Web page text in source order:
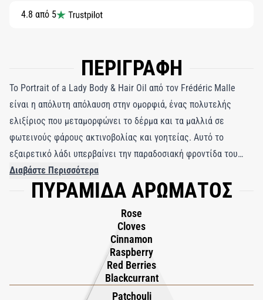
4.8 από 5
ΠΕΡΙΓΡΑΦΗ
Το Portrait of a Lady Body & Hair Oil από τον Frédéric Malle
είναι η απόλυτη απόλαυση στην ομορφιά, ένας πολυτελής
ελιξίριος που μεταμορφώνει το δέρμα και τα μαλλιά σε
φωτεινούς φάρους ακτινοβολίας και γοητείας. Αυτό το
εξαιρετικό λάδι υπερβαίνει την παραδοσιακή φροντίδα του
δέρματος, προσφέροντας βαθιά ενυδάτωση που αφήνει το
δέρμα να λάμπει με φυσική φωτεινότητα. Τα μαλλιά, κάποτε
κάθε σταγόνα. Πέρα από την απτική μεταμόρφωση, αυτό το
λάδι είναι ένα αρωματικό αριστούργημα — ένας αισθησιακός
χορός πολυτέλειας και κομψότητας. Ανοίγει με ξέσπασμα
τουρκικού τριαντάφυλλου, παθιασμένου και ζωηρού, που
στηρίζεται σε μια πλούσια καρδιά από πατσουλί,
Διαβάστε Περισσότερα
ΠΥΡΑΜΙΔΑ ΑΡΩΜΑΤΟΣ
Rose
Cloves
Cinnamon
Raspberry
Red Berries
Blackcurrant
Patchouli